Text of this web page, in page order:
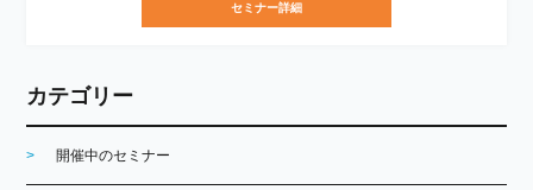
セミナー詳細
カテゴリー
開催中のセミナー